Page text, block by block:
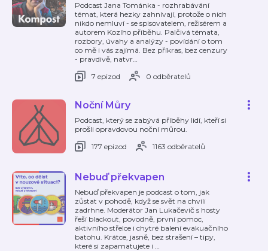
Podcast Jana Tománka - rozhrabávání
témat, která hezky zahnívají, protože o nich
nikdo nemluví - se spisovatelem, režisérem a
autorem Kozího příběhu. Palčivá témata,
rozbory, úvahy a analýzy - povídání o tom
co mě i vás zajímá. Bez příkras, bez cenzury
- pravdivě, natvr…
7 epizod
0 odběratelů
Noční Můry
Podcast, který se zabývá příběhy lidí, kteří si
prošli opravdovou noční můrou.
177 epizod
1163 odběratelů
Nebuď překvapen
Nebuď překvapen je podcast o tom, jak
zůstat v pohodě, když se svět na chvíli
zadrhne. Moderátor Jan Lukačevič s hosty
řeší blackout, povodně, první pomoc,
aktivního střelce i chytré balení evakuačního
batohu. Krátce, jasně, bez strašení – tipy,
které si zapamatujete i …